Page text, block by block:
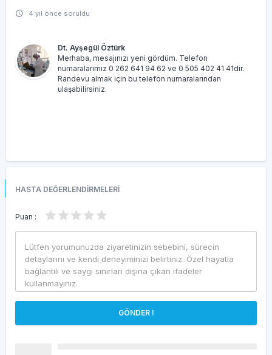
4 yıl önce soruldu
Dt. Ayşegül Öztürk
Merhaba, mesajınızı yeni gördüm. Telefon
numaralarımız 0 262 641 94 62 ve 0 505 402 41 41dir.
Randevu almak için bu telefon numaralarından
ulaşabilirsiniz.
HASTA DEĞERLENDİRMELERİ
Puan :
GÖNDER !